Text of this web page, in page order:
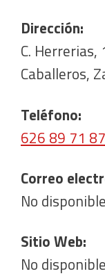
Dirección:
C. Herrerias,
Caballeros,
Teléfono:
626 89 71 87
Correo
No disponible
Sitio Web:
No disponible